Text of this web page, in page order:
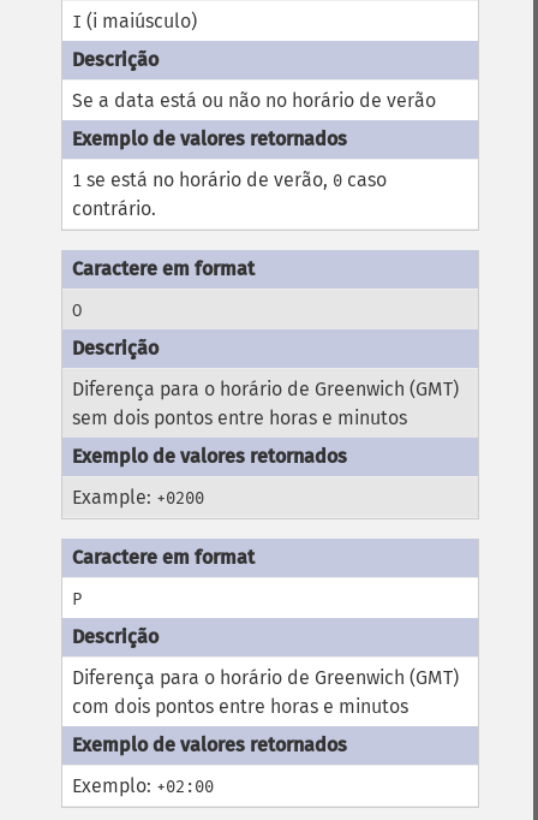
I (i maiúsculo)
Se a data está ou não no horário de verão
1 se está no horário de verão, 0 caso
contrário.
O
Diferença para o horário de Greenwich (GMT)
sem dois pontos entre horas e minutos
Example: +0200
P
Diferença para o horário de Greenwich (GMT)
com dois pontos entre horas e minutos
Exemplo: +02:00